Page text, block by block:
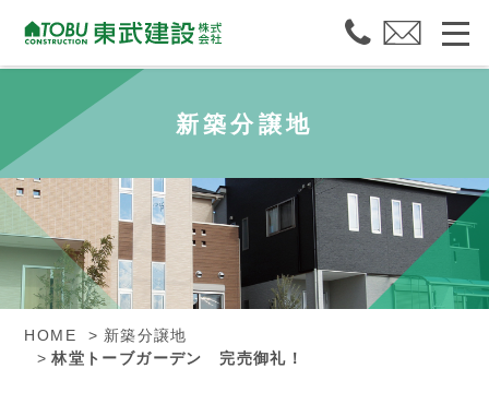
新築分譲地
HOME
新築分譲地
林堂トーブガーデン 完売御礼！